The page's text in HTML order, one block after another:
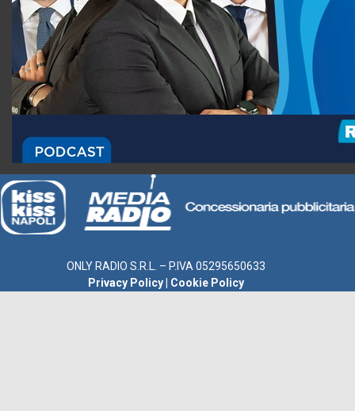
ONLY RADIO S.R.L. – P.IVA 05295650633
Privacy Policy
Cookie Policy